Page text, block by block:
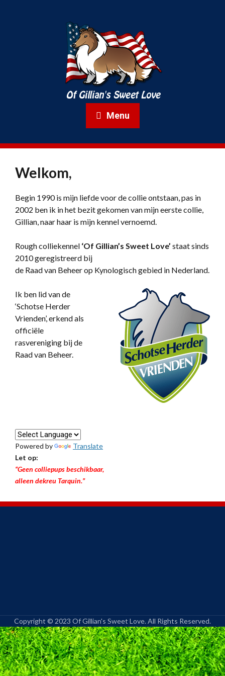
Menu
Welkom,
Begin 1990 is mijn liefde voor de collie ontstaan, pas in
2002 ben ik in het bezit gekomen van mijn eerste collie,
Gillian, naar haar is mijn kennel vernoemd.
Rough colliekennel ‘Of Gillian’s Sweet Love’ staat sinds
2010 geregistreerd bij
de Raad van Beheer op Kynologisch gebied in Nederland.
Ik ben lid van de
‘Schotse Herder
Vrienden’, erkend als
officiële
rasvereniging bij de
Raad van Beheer.
Powered by
Translate
Let op:
“Geen colliepups beschikbaar,
alleen dekreu Tarquin.”
Copyright © 2023 Of Gillian's Sweet Love. All Rights Reserved.